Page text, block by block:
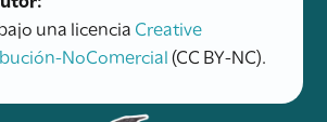
una licencia Creative
NoComercial(CC BY-NC).